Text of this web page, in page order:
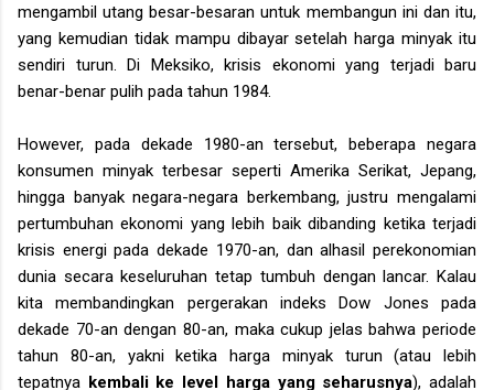
mengambil utang besar-besaran untuk membangun ini dan itu,
yang kemudian tidak mampu dibayar setelah harga minyak itu
sendiri turun. Di Meksiko, krisis ekonomi yang terjadi baru
benar-benar pulih pada tahun 1984.
However, pada dekade 1980-an tersebut, beberapa negara
konsumen minyak terbesar seperti Amerika Serikat, Jepang,
hingga banyak negara-negara berkembang, justru mengalami
pertumbuhan ekonomi yang lebih baik dibanding ketika terjadi
krisis energi pada dekade 1970-an, dan alhasil perekonomian
dunia secara keseluruhan tetap tumbuh dengan lancar. Kalau
kita membandingkan pergerakan indeks Dow Jones pada
dekade 70-an dengan 80-an, maka cukup jelas bahwa periode
tahun 80-an, yakni ketika harga minyak turun (atau lebih
tepatnya kembali ke level harga yang seharusnya), adalah